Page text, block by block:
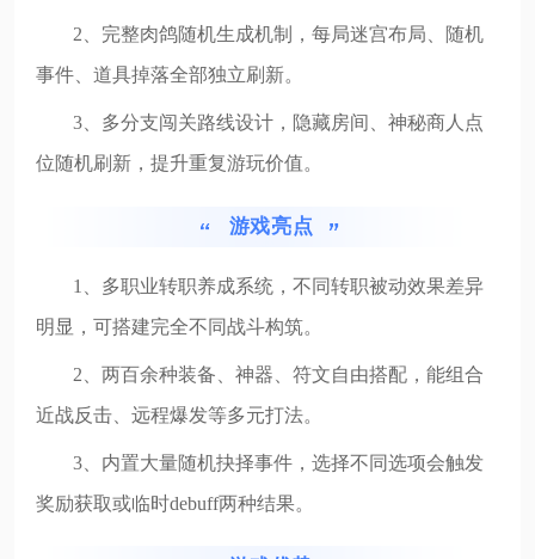
2、完整肉鸽随机生成机制，每局迷宫布局、随机
事件、道具掉落全部独立刷新。
3、多分支闯关路线设计，隐藏房间、神秘商人点
位随机刷新，提升重复游玩价值。
游戏亮点
1、多职业转职养成系统，不同转职被动效果差异
明显，可搭建完全不同战斗构筑。
2、两百余种装备、神器、符文自由搭配，能组合
近战反击、远程爆发等多元打法。
3、内置大量随机抉择事件，选择不同选项会触发
奖励获取或临时debuff两种结果。